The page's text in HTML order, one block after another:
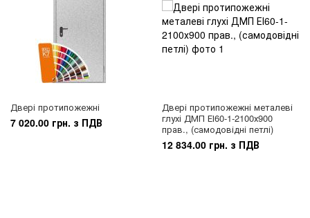
Двері протипожежні
7 020.00 грн. з ПДВ
Двері протипожежні металеві
глухі ДМП ЕІ60-1-2100х900
прав., (самодовідні петлі)
12 834.00 грн. з ПДВ